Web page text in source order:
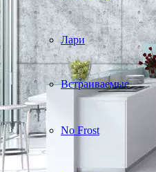
Лари
Встраиваемые
No Frost